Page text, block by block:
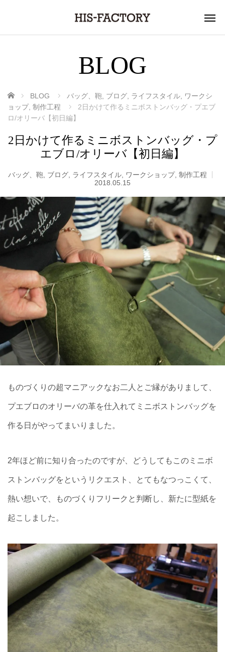
BLOG
ホーム BLOG バッグ、鞄 ブログ ライフスタイル
ワークシ
ョップ, 制作工程
2日かけて作るミニボストンバッグ・プエブ
ロ/オリーバ【初日編】
2日かけて作るミニボストンバッグ・プ
エブロ/オリーバ【初日編】
バッグ、鞄 ブログ, ライフスタイル, ワークショップ, 制作工程
2018.05.15
ものづくりの超マニアックなお二人とご縁がありまして、
プエブロのオリーバの革を仕入れてミニボストンバッグを
作る日がやってまいりました。
2年ほど前に知り合ったのですが、どうしてもこのミニボ
ストンバッグをというリクエスト、とてもなつっこくて、
熱い想いで、ものづくりフリークと判断し、新たに型紙を
起こしました。